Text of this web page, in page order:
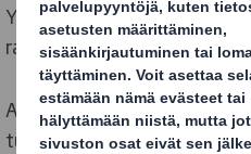
Yritys etsii jatkuvasti
ratkaisuidenoptimointia.
Aloitimme muutoksen
tuotantolinjaan ja etsimällä